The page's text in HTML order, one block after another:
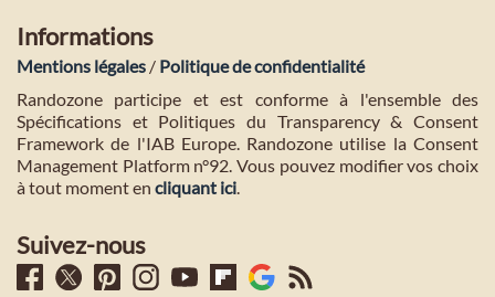
Informations
Mentions légales / Politique de confidentialité
Randozone participe et est conforme à l'ensemble des
Spécifications et Politiques du Transparency & Consent
Framework de l'IAB Europe. Randozone utilise la Consent
Management Platform n°92. Vous pouvez modifier vos choix
à tout moment en cliquant ici.
Suivez-nous